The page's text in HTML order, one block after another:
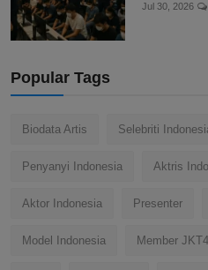
Jul 30, 2026
Popular Tags
Biodata Artis Selebriti
Penyanyi Indonesia Aktris
Aktor Indonesia Presenter
Model Indonesia Member